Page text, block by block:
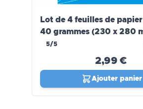
Lot de 4 feuilles de
40 grammes (230 x 280
5/5
2,99 €
Ajouter panier